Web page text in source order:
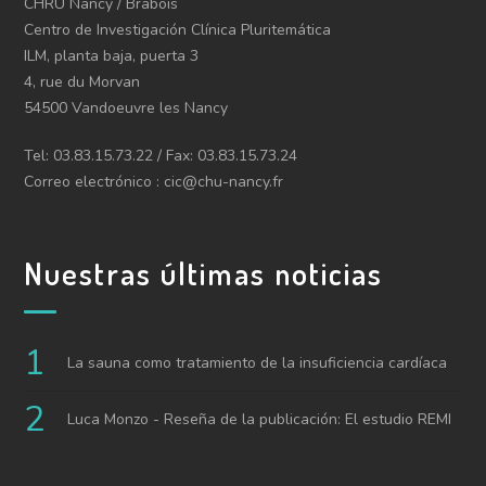
Centro de Investigación Clínica Pluritemática
ILM, planta baja, puerta 3
4, rue du Morvan
54500 Vandoeuvre les Nancy
Tel: 03.83.15.73.22 / Fax: 03.83.15.73.24
Correo electrónico : cic@chu-nancy.fr
Nuestras últimas noticias
La sauna como tratamiento de la insuficiencia cardíaca
Luca Monzo - Reseña de la publicación: El estudio REMI